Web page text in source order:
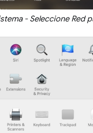
- Seleccione Red